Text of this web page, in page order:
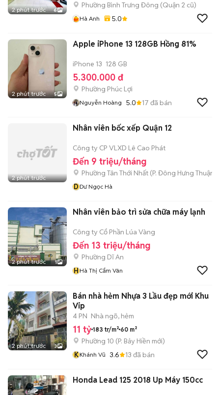
2 phút trước 6
Phường Bình Trưng Đông (Quận 2 cũ)
Hà Anh 5.0
2 phút trước 5
Apple iPhone 13 128GB Hồng 81%
iPhone 13 128 GB
5.300.000 đ
Phường Phúc Lợi
Nguyễn Hoàng 5.0 17 đã bán
2 phút trước
Nhân viên bốc xếp Quận 12
Công ty CP VLXD Lê Cao Phát
Đến 9 triệu/tháng
Phường Tân Thới Nhất (P. Đông Hưng Thuận
DDư Ngọc Hà
2 phút trước 1
Nhân viên bảo trì sửa chữa máy lạnh
Công ty Cổ Phần Lúa Vàng
Đến 13 triệu/tháng
Phường Dĩ An
HHà Thị Cẩm Vân
2 phút trước 3
Bán nhà hẻm Nhựa 3 Lầu đẹp mới Khu
Vip
4 PN Nhà ngõ, hẻm
11 tỷ 183 tr/m² 60 m²
Phường 10 (P. Bảy Hiền mới)
KKhánh Vũ 3.6 13 đã bán
Honda Lead 125 2018 Up Máy 150cc